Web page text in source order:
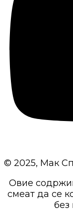
© 2025, Мак
Овие
смеат да се
без